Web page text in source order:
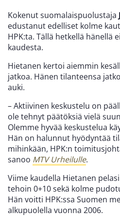
Kokenut suomalaispuolustaja
edustanut edelliset kolme
HPK:ta. Tällä hetkellä hänellä
kaudesta.
Hietanen kertoi aiemmin
jatkoa. Hänen tilanteensa
auki.
– Aktiivinen keskustelu on
ole tehnyt päätöksiä vielä
Olemme hyvää keskustelua
Hän on halunnut hyödyntää
mihinkään, HPK:n
sanoo MTV Urheilulle.
Viime kaudella Hietanen
tehoin 0+10 sekä kolme
Hän voitti HPK:ssa Suomen
alkupuolella vuonna 2006.